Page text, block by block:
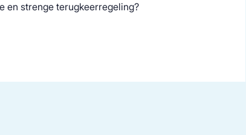
en strenge terugkeerregeling?